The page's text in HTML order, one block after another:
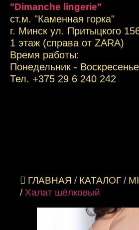
"Dimanche lingerie"
ст.м. "Каменная горка"
г. Минск ул. Притыцкого
1 этаж (справа от ZARA)
Время работы:
Понедельник -
Тел. +375 29 6 240 242
ГЛАВНАЯ / КАТАЛОГ /
/ Халат шёлковый